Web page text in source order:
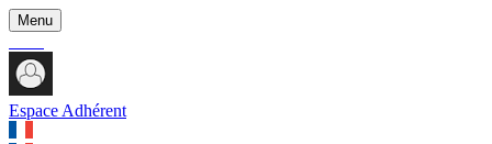
Menu
Espace Adhérent